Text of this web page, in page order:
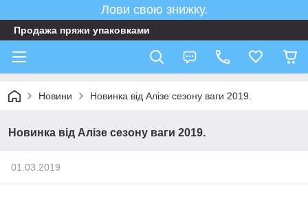
Лови свою знижку.
Продажа пряжи упаковками
Новини Новинка від Алізе сезону ваги 2019.
Новинка від Алізе сезону ваги 2019.
01.03.2019